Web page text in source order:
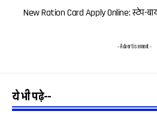
New Ration Card Apply Online: स्टेप-
- Advertisement -
ये भी पढ़े--